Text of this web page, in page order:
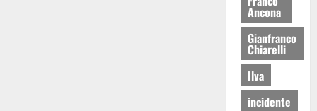
Ancona
Gianfranco
Chiarelli
Ilva
incidente